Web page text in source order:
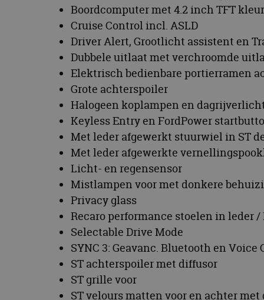
Boordcomputer met 4.2 inch TFT
Cruise Control incl. ASLD
Driver Alert, Grootlicht assistent en
Dubbele uitlaat met verchroomde
Elektrisch bedienbare portierramen
Grote achterspoiler
Halogeen koplampen en
Keyless Entry en FordPower
Met leder afgewerkt stuurwiel in ST
Met leder afgewerkte
Licht- en regensensor
Mistlampen voor met donkere
Privacy glass
Recaro performance stoelen in leder
Selectable Drive Mode
SYNC 3: Geavanc. Bluetooth en
ST achterspoiler met diffusor
ST grille voor
ST velours matten voor en achter
Naam
Naam
Domein
_fbp
Meta
Inc.
omx_consent